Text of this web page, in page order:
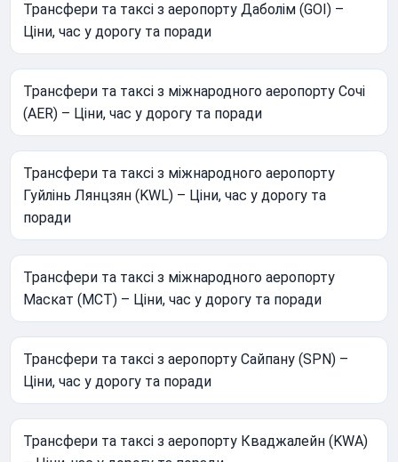
Трансфери та таксі з аеропорту Даболім (GOI) –
Ціни, час у дорогу та поради
Трансфери та таксі з міжнародного аеропорту Сочі
(AER) – Ціни, час у дорогу та поради
Трансфери та таксі з міжнародного аеропорту
Гуйлінь Лянцзян (KWL) – Ціни, час у дорогу та
поради
Трансфери та таксі з міжнародного аеропорту
Маскат (MCT) – Ціни, час у дорогу та поради
Трансфери та таксі з аеропорту Сайпану (SPN) –
Ціни, час у дорогу та поради
Трансфери та таксі з аеропорту Кваджалейн (KWA)